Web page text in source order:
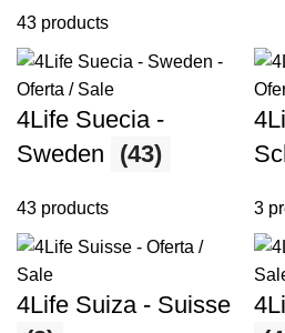
43 products
4Life Suecia -
Sweden
(43)
43 products 3
4Life Suiza - Suisse